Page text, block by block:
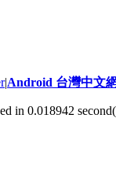
|Android 台灣中文網
in 0.018942